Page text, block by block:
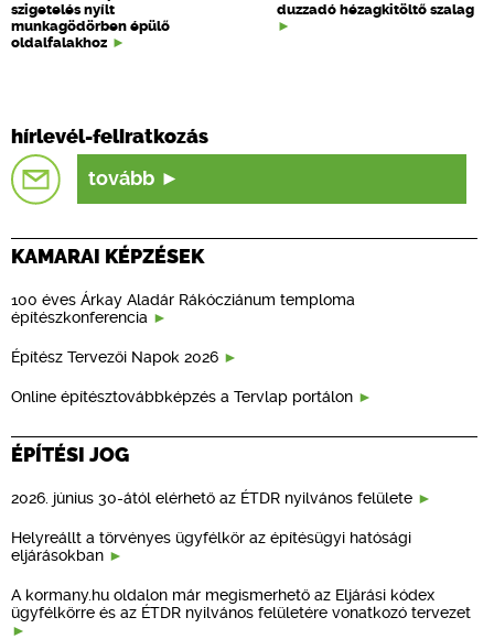
szigetelés nyílt
munkagödörben épülő
oldalfalakhoz
duzzadó hézagkitöltő szalag
hírlevél-feliratkozás
tovább
KAMARAI KÉPZÉSEK
100 éves Árkay Aladár Rákócziánum temploma
építészkonferencia
Építész Tervezői Napok 2026
Online építésztovábbképzés a Tervlap portálon
ÉPÍTÉSI JOG
2026. június 30-ától elérhető az ÉTDR nyilvános felülete
Helyreállt a törvényes ügyfélkör az építésügyi hatósági
eljárásokban
A kormany.hu oldalon már megismerhető az Eljárási kódex
ügyfélkörre és az ÉTDR nyilvános felületére vonatkozó tervezet